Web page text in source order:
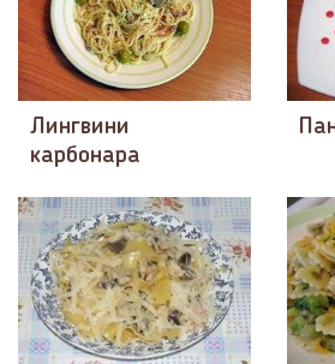
Лингвини
карбонара